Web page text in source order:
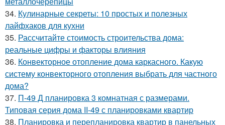
34. Кулинарные секреты: 10 простых и полезных
лайфхаков для кухни
35. Рассчитайте стоимость строительства дома:
реальные цифры и факторы влияния
36. Конвекторное отопление дома каркасного. Какую
систему конвекторного отопления выбрать для частного
дома?
37. П-49 Д планировка 3 комнатная с размерами.
Типовая серия дома II-49 с планировками квартир
38. Планировка и перепланировка квартир в панельных